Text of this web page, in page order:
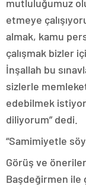
mutluluğumuz
etmeye
almak, kamu
çalışmak bizler
İnşallah bu
sizlerle
edebilmek
diliyorum” dedi.
“Samimiyetle
Görüş ve
Başdeğirmen ile